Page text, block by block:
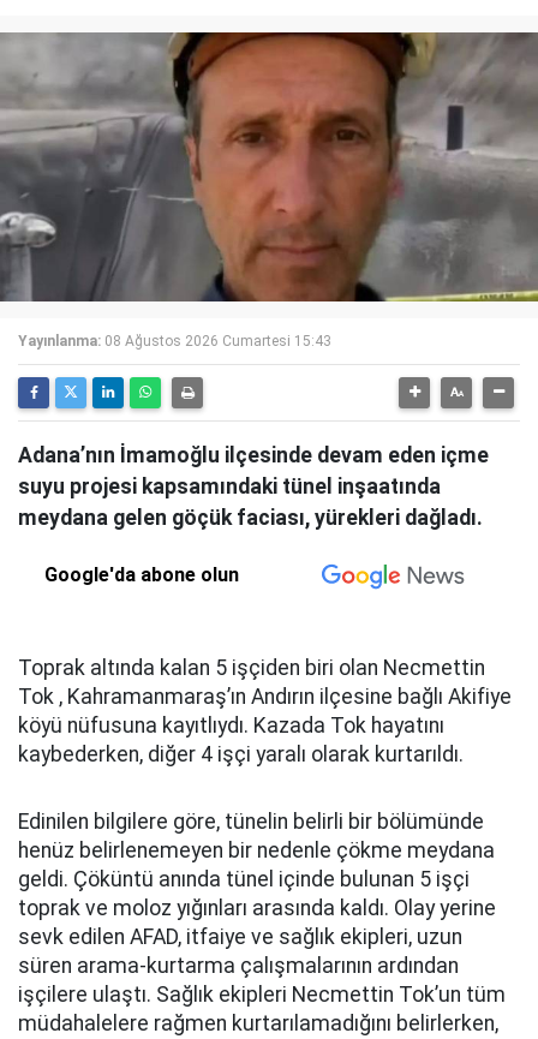
Yayınlanma: 08 Ağustos 2026 Cumartesi 15:43
Adana’nın İmamoğlu ilçesinde devam eden içme
suyu projesi kapsamındaki tünel inşaatında
meydana gelen göçük faciası, yürekleri dağladı.
Google'da abone olun
Toprak altında kalan 5 işçiden biri olan Necmettin
Tok , Kahramanmaraş’ın Andırın ilçesine bağlı Akifiye
köyü nüfusuna kayıtlıydı. Kazada Tok hayatını
kaybederken, diğer 4 işçi yaralı olarak kurtarıldı.
Edinilen bilgilere göre, tünelin belirli bir bölümünde
henüz belirlenemeyen bir nedenle çökme meydana
geldi. Çöküntü anında tünel içinde bulunan 5 işçi
toprak ve moloz yığınları arasında kaldı. Olay yerine
sevk edilen AFAD, itfaiye ve sağlık ekipleri, uzun
süren arama-kurtarma çalışmalarının ardından
işçilere ulaştı. Sağlık ekipleri Necmettin Tok’un tüm
müdahalelere rağmen kurtarılamadığını belirlerken,